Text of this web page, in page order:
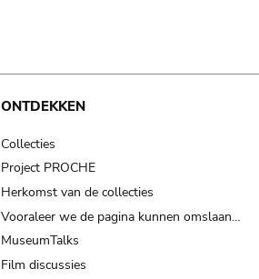
ONTDEKKEN
Collecties
Project PROCHE
Herkomst van de collecties
Vooraleer we de pagina kunnen omslaan…
MuseumTalks
Film discussies